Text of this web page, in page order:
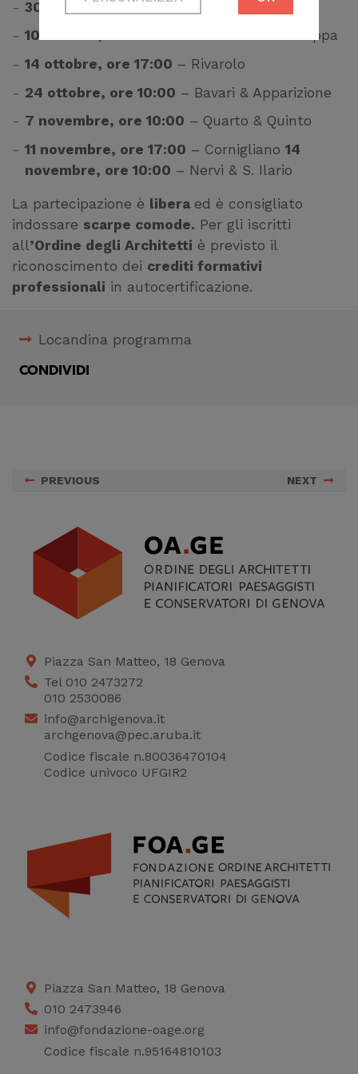
Necessari per
sito
Cookie di profilazione
Ci permettono di
raccogliere dati
statistici su di te per
30 settembre, ore 18:00
– Bolzaneto
10 ottobre, ore 10:00
– Molassana & Struppa
14 ottobre, ore 17:00 – Rivarolo
24 ottobre, ore 10:00 – Bavari & Apparizione
7 novembre, ore 10:00 – Quarto & Quinto
11 novembre, ore 17:00 – Cornigliano 14
novembre, ore 10:00 – Nervi & S. Ilario
La partecipazione è libera ed è consigliato
indossare scarpe comode. Per gli iscritti
all’Ordine degli Architetti è previsto il
riconoscimento dei crediti formativi
professionali in autocertificazione.
Locandina programma
CONDIVIDI
PREVIOUS NEXT
Piazza San Matteo, 18 Genova
Tel 010 2473272
010 2530086
info@archigenova.it
archgenova@pec.aruba.it
Codice fiscale n.80036470104
Codice univoco UFGIR2
Piazza San Matteo, 18 Genova
010 2473946
info@fondazione-oage.org
Codice fiscale n.95164810103